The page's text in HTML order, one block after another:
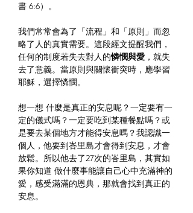
書 6:6）。
我們常常會為了「流程」和「原則」而忽
略了人的真實需要。這段經文提醒我們，
任何的制度若失去對人的憐憫與愛 ，就失
去了意義。當原則與關懷衝突時，應學習
耶穌，選擇憐憫。
想一想 什麼是真正的安息呢？一定要有一
定的儀式嗎？一定要吃到某種餐點嗎？或
是要去某個地方才能得安息嗎？我認識一
個人，他要到峇里島才會得到安息，才會
放鬆。所以他去了27次的峇里島，其實如
果你知道 做什麼事能讓自己心中充滿神的
愛，感受滿滿的恩典，那就會找到真正的
安息。